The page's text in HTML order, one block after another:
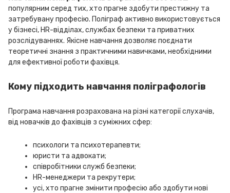
популярним серед тих, хто прагне здобути престижну та
затребувану професію. Поліграф активно використовується
у бізнесі, HR-відділах, службах безпеки та приватних
розслідуваннях. Якісне навчання дозволяє поєднати
теоретичні знання з практичними навичками, необхідними
для ефективної роботи фахівця.
Кому підходить навчання поліграфологів
Програма навчання розрахована на різні категорії слухачів,
від новачків до фахівців з суміжних сфер:
психологи та психотерапевти;
юристи та адвокати;
співробітники служб безпеки;
HR-менеджери та рекрутери;
усі, хто прагне змінити професію або здобути нові